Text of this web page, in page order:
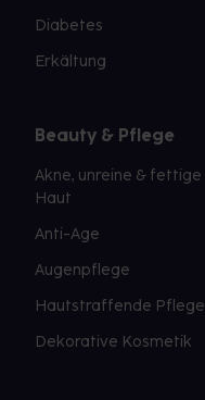
Diabetes
Erkältung
Beauty & Pflege
Akne, unreine & fettige
Haut
Anti-Age
Augenpflege
Hautstraffende Pflege
Dekorative Kosmetik